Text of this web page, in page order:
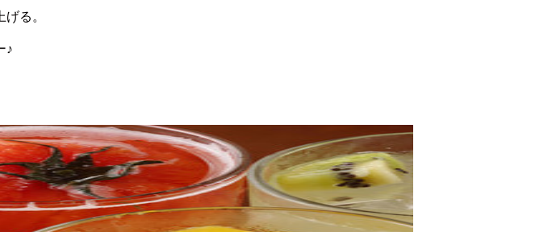
る。
♪